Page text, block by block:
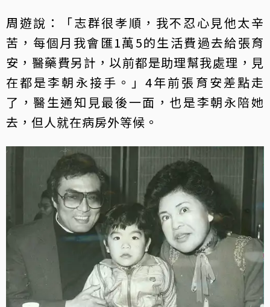
周遊說：「志群很孝順，我不忍心見他太辛
苦，每個月我會匯1萬5的生活費過去給張育
安，醫藥費另計，以前都是助理幫我處理，見
在都是李朝永接手。」4年前張育安差點走
了，醫生通知見最後一面，也是李朝永陪她
去，但人就在病房外等候。